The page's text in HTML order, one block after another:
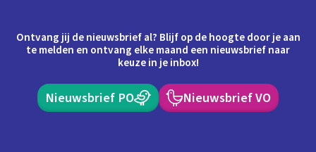
Ontvang jij de nieuwsbrief al? Blijf op de hoogte door je aan
te melden en ontvang elke maand een nieuwsbrief naar
keuze in je inbox!
Nieuwsbrief PO Nieuwsbrief VO